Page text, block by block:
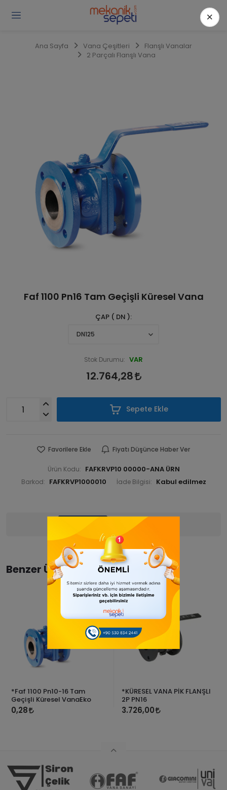
Ana Sayfa Vana Çeşitleri
Flanşlı Vanalar
2 Parçalı Flanşlı Vana
Faf 1100 Pn16 Tam Geçişli Küresel Vana
ÇAP ( DN )
Stok Durumu: VAR
12.764,28
Sepete Ekle
Favorilere Ekle Fiyatı Düşünce Haber Ver
Ürün Kodu: FAFKRVP10 00000-ANA ÜRN
Barkod: FAFKRVP1000010 İade Bilgisi:
Yorumlar
Benzer Ürünler
*Faf 1100 Pn10-16 Tam
Geçişli Küresel VanaEko
0,28
*KÜRESEL VANA PİK FLANŞLI
2P PN16
3.726,00
×